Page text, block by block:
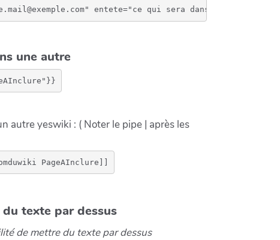
entete="ce qui sera dans l'objet du
une autre
autre yeswiki : ( Noter le pipe | après les
texte par dessus
de mettre du texte par dessus